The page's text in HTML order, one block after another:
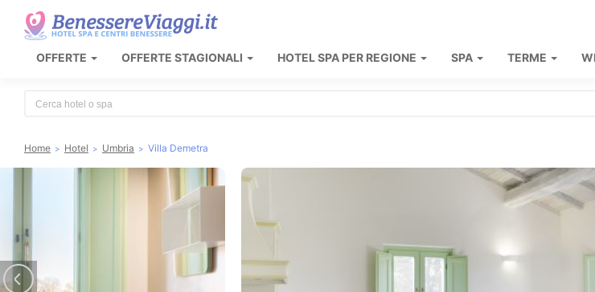
OFFERTE OFFERTE STAGIONALI HOTEL SPA PER REGIONE SPA TERME
Home Hotel Umbria Villa Demetra